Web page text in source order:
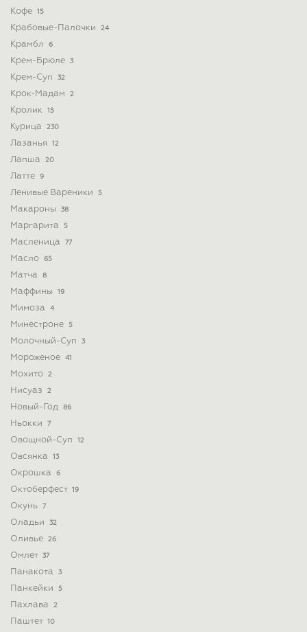
Кофе 15
Крабовые-Палочки 24
Крамбл 6
Крем-Брюле 3
Крем-Суп 32
Крок-Мадам 2
Кролик 15
Курица 230
Лазанья 12
Лапша 20
Латте 9
Ленивые Вареники 5
Макароны 38
Маргарита 5
Масленица 77
Масло 65
Матча 8
Маффины 19
Мимоза 4
Минестроне 5
Молочный-Суп 3
Мороженое 41
Мохито 2
Нисуаз 2
Новый-Год 86
Ньокки 7
Овощной-Суп 12
Овсянка 13
Окрошка 6
Октоберфест 19
Окунь 7
Оладьи 32
Оливье 26
Омлет 37
Панакота 3
Панкейки 5
Пахлава 2
Паштет 10